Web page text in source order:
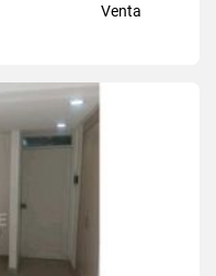
Venta